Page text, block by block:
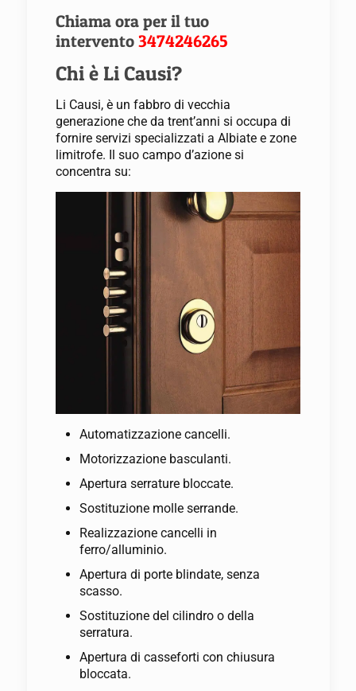
Chiama ora per il tuo
intervento 3474246265
Chi è Li Causi?
Li Causi, è un fabbro di vecchia
generazione che da trent’anni si occupa di
fornire servizi specializzati a Albiate e zone
limitrofe. Il suo campo d’azione si
concentra su:
Automatizzazione cancelli.
Motorizzazione basculanti.
Apertura serrature bloccate.
Sostituzione molle serrande.
Realizzazione cancelli in
ferro/alluminio.
Apertura di porte blindate, senza
scasso.
Sostituzione del cilindro o della
serratura.
Apertura di casseforti con chiusura
bloccata.